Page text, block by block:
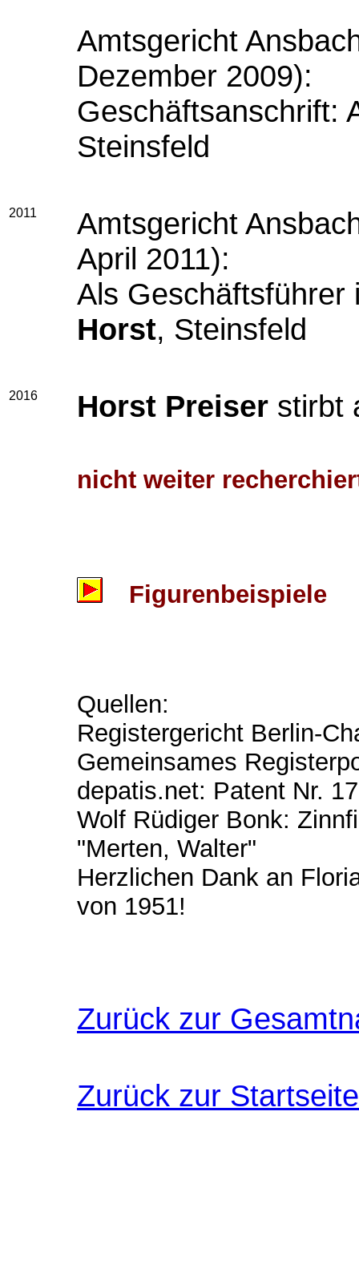
Amtsgericht
Dezember 2009):
Geschäftsanschrift:
Steinsfeld
2011
Amtsgericht
April 2011):
Als
Horst, Steinsfeld
2016 Horst Preiser stirbt
nicht weiter
Figurenbeispiele
Quellen:
Registergericht Berlin-
Gemeinsames
depatis.net: Patent Nr.
Wolf Rüdiger Bonk:
"Merten, Walter"
Herzlichen Dank an
von 1951!
Zurück zur
Zurück zur Startseite